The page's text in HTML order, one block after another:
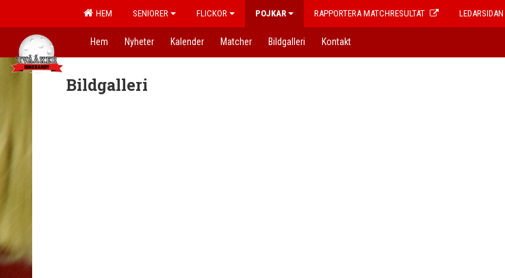
HEM SENIORER FLICKOR POJKAR RAPPORTERA MATCHRESULTAT LEDARSIDAN
Hem Nyheter Kalender Matcher Bildgalleri Kontakt
Bildgalleri